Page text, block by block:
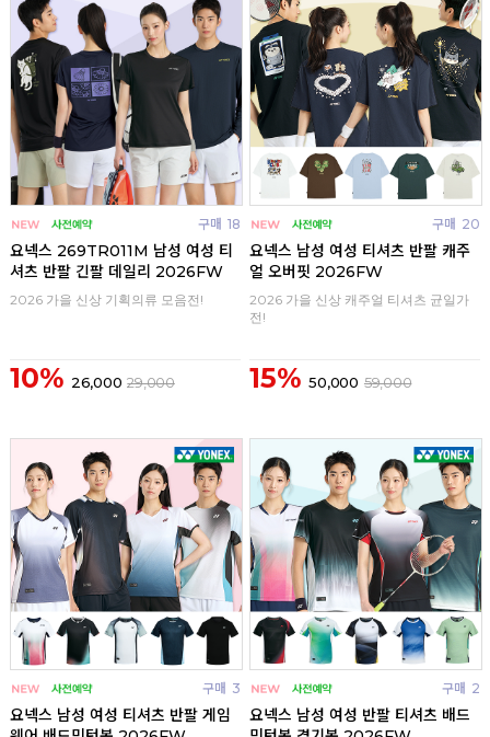
구매 18
요넥스 269TR011M 남성 여성 티
셔츠 반팔 긴팔 데일리 2026FW
2026 가을 신상 기획의류 모음전!
10% 26,000 29,000
구매 20
요넥스 남성 여성 티셔츠 반팔 캐주
얼 오버핏 2026FW
2026 가을 신상 캐주얼 티셔츠 균일가
전!
15% 50,000 59,000
구매 3
요넥스 남성 여성 티셔츠 반팔 게임
구매 2
요넥스 남성 여성 반팔 티셔츠 배드